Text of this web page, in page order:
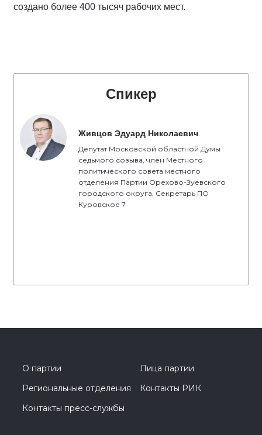
создано более 400 тысяч рабочих мест.
Спикер
Живцов Эдуард Николаевич
Депутат Московской областной Думы
седьмого созыва, член Местного
политического совета местного
отделения Партии Орехово-Зуевского
городского округа, Секретарь ПО
Куровское 7
О партии
Лица партии
Региональные отделения
Контакты РИК
Контакты пресс-службы